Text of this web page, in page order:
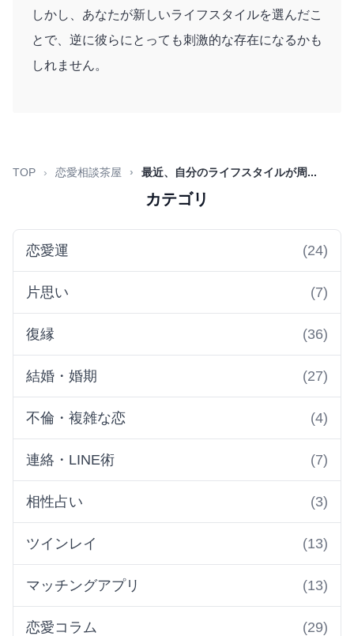
しかし、あなたが新しいライフスタイルを選んだこ
とで、逆に彼らにとっても刺激的な存在になるかも
しれません。
TOP 恋愛相談茶屋 最近、自分のライフスタイルが周...
カテゴリ
恋愛運 (24)
片思い (7)
復縁 (36)
結婚・婚期 (27)
不倫・複雑な恋 (4)
連絡・LINE術 (7)
相性占い (3)
ツインレイ (13)
マッチングアプリ (13)
恋愛コラム (29)